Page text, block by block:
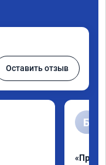
Оставить отзыв
Б